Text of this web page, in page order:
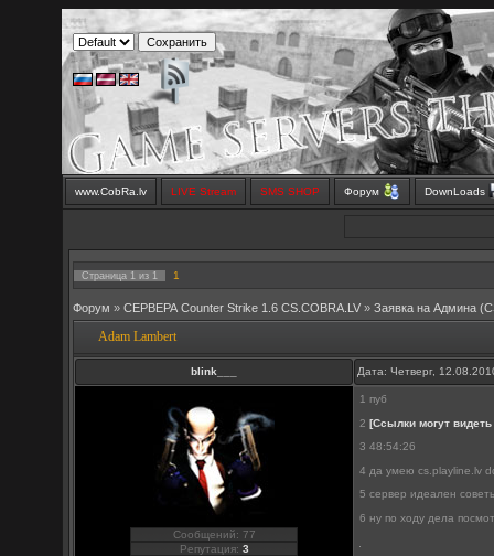
www.CobRa.lv LIVE Stream SMS SHOP Форум DownLoads
Страница 1 из 1 1
Форум » СЕРВЕРА Counter Strike 1.6 CS.COBRA.LV » Заявка на Aдмина
Adam Lambert
blink___ Дата: Четверг,
Сообщений: 77
Репутация: 3
1 пуб
2[Ссылки могут
3 48:54:26
4 да умею cs.playline.lv
5 сервер идеален
6 ну по ходу дела